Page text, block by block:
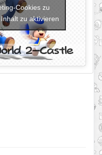
Cookies zu
zu aktivieren